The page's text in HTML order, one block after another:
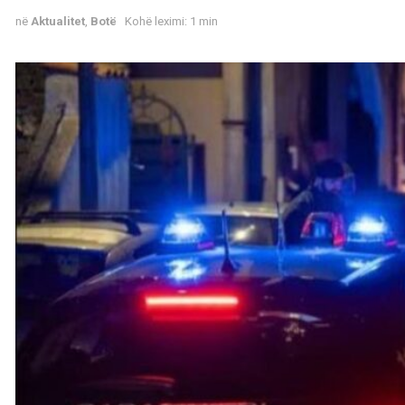
në Aktualitet Botë Kohë leximi: 1 min